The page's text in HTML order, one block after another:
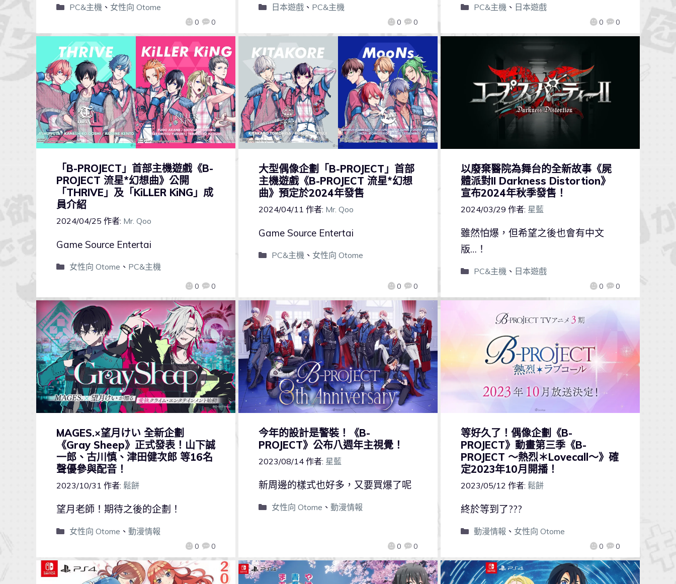
0 0
PC&主機 、 女性向 Otome
0 0
日本遊戲、 PC&主機
0 0
PC&主機、 日本遊戲
「B-PROJECT」首部主機遊戲《B-
PROJECT 流星*幻想曲》公開
「THRIVE」及「KiLLER KiNG」成
員介紹
2024/04/25 作者: Mr. Qoo
0 0
Game Source Entertai
女性向 Otome 、 PC&主機
大型偶像企劃「B-PROJECT」首部
主機遊戲《B-PROJECT 流星*幻想
曲》預定於2024年發售
2024/04/11 作者: Mr. Qoo
0 0
Game Source Entertai
PC&主機 、 女性向 Otome
以廢棄醫院為舞台的全新故事《屍
體派對II Darkness Distortion》
宣布2024年秋季發售！
2024/03/29 作者: 星藍
0 0
雖然怕爆，但希望之後也會有中文
版…！
PC&主機 、 日本遊戲
MAGES.×望月けい 全新企劃
《Gray Sheep》正式發表！山下誠
一郎、古川慎、津田健次郎 等16名
聲優參與配音！
2023/10/31 作者: 鬆餅
0 0
望月老師！期待之後的企劃！
女性向 Otome 、 動漫情報
今年的設計是警裝！《B-
PROJECT》公布八週年主視覺！
2023/08/14 作者: 星藍
0 0
新周邊的樣式也好多，又要買爆了呢
女性向 Otome 、 動漫情報
等好久了！偶像企劃《B-
PROJECT》動畫第三季《B-
PROJECT ～熱烈＊Lovecall～》確
定2023年10月開播！
2023/05/12 作者: 鬆餅
0 0
終於等到了???
動漫情報 、 女性向 Otome